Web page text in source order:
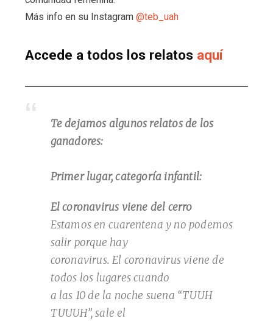
Más info en su Instagram @teb_uah
Accede a todos los relatos aquí
Te dejamos algunos relatos de los
ganadores:
Primer lugar, categoría infantil:
El coronavirus viene del cerro
Estamos en cuarentena y no podemos
salir porque hay
coronavirus. El coronavirus viene de
todos los lugares cuando
a las 10 de la noche suena “TUUH
TUUUH”, sale el